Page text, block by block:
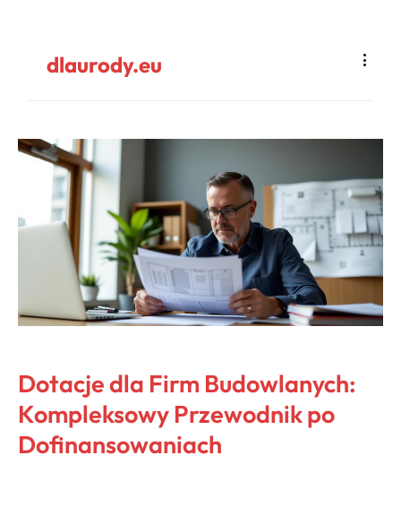
dlaurody.eu
Dotacje dla Firm Budowlanych:
Kompleksowy Przewodnik po
Dofinansowaniach